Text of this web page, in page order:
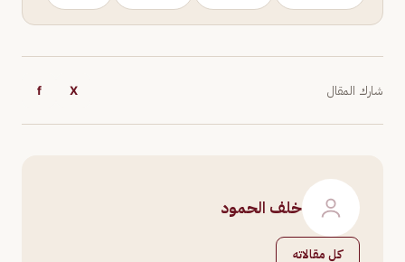
شارك المقال X
f
خلف الحمود
كل مقالاته